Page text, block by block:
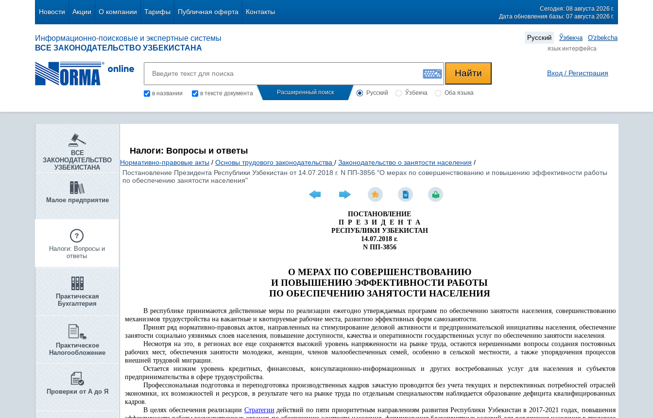
Новости Акции О компании Тарифы Публичная оферта Контакты
Сегодня: 08 августа 2026 г.
Дата обновления базы: 07 августа 2026 г.
Информационно-поисковые и экспертные системы
ВСЕ ЗАКОНОДАТЕЛЬСТВО УЗБЕКИСТАНА
Русский Ўзбекча O'zbekcha
язык интерфейса
в названии в тексте документа Расширенный поиск Русский Ўзбекча Оба языка
Вход / Регистрация
ВСЕ
ЗАКОНОДАТЕЛЬСТВО
УЗБЕКИСТАНА
Малое предприятие
Налоги: Вопросы и
ответы
Практическая
Бухгалтерия
Практическое
Налогообложение
Проверки от А до Я
Налоги: Вопросы и ответы
Нормативно-правовые акты / Основы трудового законодательства / Законодательство о занятости населения /
Постановление Президента Республики Узбекистан от 14.07.2018 г. N ПП-3856 "О мерах по совершенствованию и повышению эффективности работы
по обеспечению занятости населения"
ПОСТАНОВЛЕНИЕ
П Р Е З И Д Е Н Т А
РЕСПУБЛИКИ УЗБЕКИСТАН
14.07.2018 г.
N ПП-3856
О МЕРАХ ПО СОВЕРШЕНСТВОВАНИЮ
И ПОВЫШЕНИЮ ЭФФЕКТИВНОСТИ РАБОТЫ
ПО ОБЕСПЕЧЕНИЮ ЗАНЯТОСТИ НАСЕЛЕНИЯ
В республике принимаются действенные меры по реализации ежегодно утверждаемых программ по обеспечению занятости населения, совершенствованию
механизмов трудоустройства на вакантные и квотируемые рабочие места, развитию эффективных форм самозанятости.
Принят ряд нормативно-правовых актов, направленных на стимулирование деловой активности и предпринимательской инициативы населения, обеспечение
занятости социально уязвимых слоев населения, повышение доступности, качества и оперативности государственных услуг по обеспечению занятости населения.
Несмотря на это, в регионах все еще сохраняется высокий уровень напряженности на рынке труда, остаются нерешенными вопросы создания постоянных
рабочих мест, обеспечения занятости молодежи, женщин, членов малообеспеченных семей, особенно в сельской местности, а также упорядочения процессов
внешней трудовой миграции.
Остается низким уровень кредитных, финансовых, консультационно-информационных и других востребованных услуг для населения и субъектов
предпринимательства в сфере трудоустройства.
Профессиональная подготовка и переподготовка производственных кадров зачастую проводится без учета текущих и перспективных потребностей отраслей
экономики, их возможностей и ресурсов, в результате чего на рынке труда по отдельным специальностям наблюдается образование дефицита квалифицированных
кадров.
В целях обеспечения реализации Стратегии действий по пяти приоритетным направлениям развития Республики Узбекистан в 2017-2021 годах, повышения